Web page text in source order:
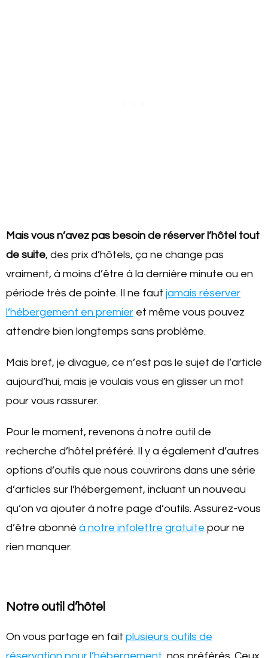
Mais vous n’avez pas besoin de réserver l’hôtel tout
de suite, des prix d’hôtels, ça ne change pas
vraiment, à moins d’être à la dernière minute ou en
période très de pointe. Il ne faut jamais réserver
l’hébergement en premier et même vous pouvez
attendre bien longtemps sans problème.
Mais bref, je divague, ce n’est pas le sujet de l’article
aujourd’hui, mais je voulais vous en glisser un mot
pour vous rassurer.
Pour le moment, revenons à notre outil de
recherche d’hôtel préféré. Il y a également d’autres
options d’outils que nous couvrirons dans une série
d’articles sur l’hébergement, incluant un nouveau
qu’on va ajouter à notre page d’outils. Assurez-vous
d’être abonné à notre infolettre gratuite pour ne
rien manquer.
Notre outil d’hôtel
On vous partage en fait plusieurs outils de